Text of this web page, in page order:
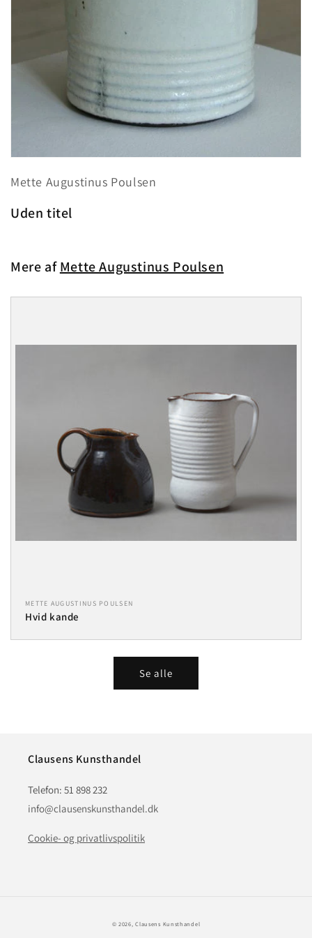
1
Mette Augustinus Poulsen
Uden titel
Mere afMette Augustinus Poulsen
METTE AUGUSTINUS POULSEN
Hvid kande
Se alle
Clausens Kunsthandel
Telefon: 51 898 232
info@clausenskunsthandel.dk
Cookie- og privatlivspolitik
© 2026,Clausens Kunsthandel